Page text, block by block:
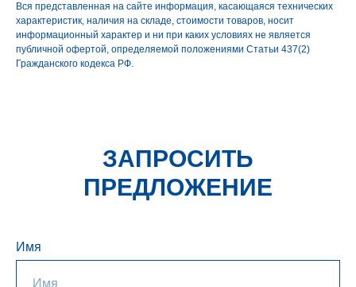
Вся представленная на сайте информация, касающаяся технических
характеристик, наличия на складе, стоимости товаров, носит
информационный характер и ни при каких условиях не является
публичной офертой, определяемой положениями Статьи 437(2)
Гражданского кодекса РФ.
ЗАПРОСИТЬ
ПРЕДЛОЖЕНИЕ
Имя